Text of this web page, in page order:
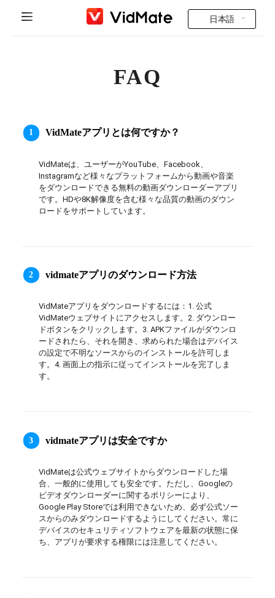
ダウンロード
Instagram Downloader
YT to MP3
日本語
Italiano
العربية
বাংলা
हिंदी
Malaysia
Việt Nam
FAQ
1 VidMateアプリとは何ですか？
VidMateは、ユーザーがYouTube、Facebook、
Instagramなど様々なプラットフォームから動画や音楽
をダウンロードできる無料の動画ダウンローダーアプリ
です。HDや8K解像度を含む様々な品質の動画のダウン
ロードをサポートしています。
2 vidmateアプリのダウンロード方法
VidMateアプリをダウンロードするには：1. 公式
VidMateウェブサイトにアクセスします。2. ダウンロー
ドボタンをクリックします。3. APKファイルがダウンロ
ードされたら、それを開き、求められた場合はデバイス
の設定で不明なソースからのインストールを許可しま
す。4. 画面上の指示に従ってインストールを完了しま
す。
3 vidmateアプリは安全ですか
VidMateは公式ウェブサイトからダウンロードした場
合、一般的に使用しても安全です。ただし、Googleの
ビデオダウンローダーに関するポリシーにより、
Google Play Storeでは利用できないため、必ず公式ソー
スからのみダウンロードするようにしてください。常に
デバイスのセキュリティソフトウェアを最新の状態に保
ち、アプリが要求する権限には注意してください。